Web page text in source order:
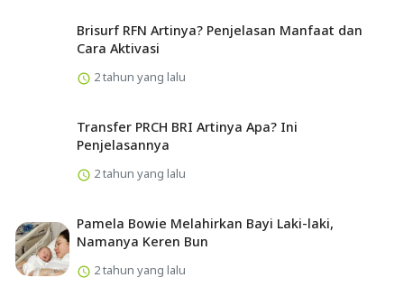
Brisurf RFN Artinya? Penjelasan Manfaat dan
Cara Aktivasi
2 tahun yang lalu
Transfer PRCH BRI Artinya Apa? Ini
Penjelasannya
2 tahun yang lalu
Pamela Bowie Melahirkan Bayi Laki-laki,
Namanya Keren Bun
2 tahun yang lalu